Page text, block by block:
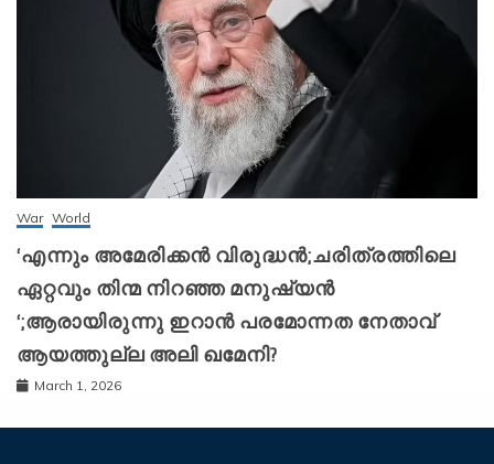
War World
‘എന്നും അമേരിക്കന്‍ വിരുദ്ധന്‍;ചരിത്രത്തിലെ
ഏറ്റവും തിന്മ നിറഞ്ഞ മനുഷ്യന്‍
‘;ആരായിരുന്നു ഇറാന്‍ പരമോന്നത നേതാവ്
ആയത്തുല്ല അലി ഖമേനി?
March 1, 2026